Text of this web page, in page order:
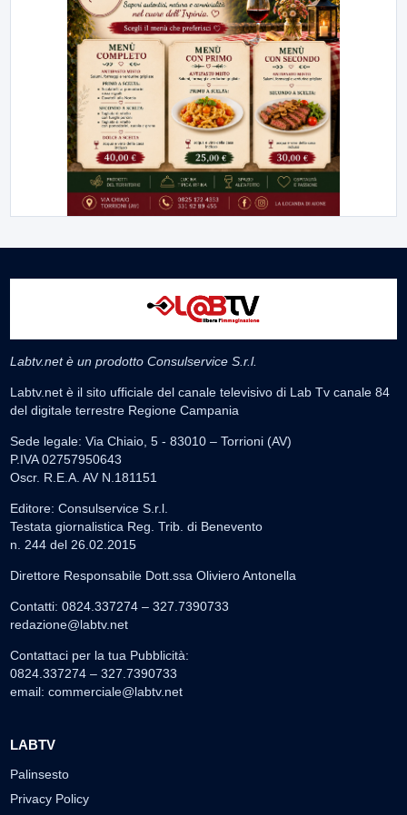
Labtv.net è un prodotto Consulservice S.r.l.
Labtv.net è il sito ufficiale del canale televisivo di Lab Tv canale 84
del digitale terrestre Regione Campania
Sede legale: Via Chiaio, 5 - 83010 – Torrioni (AV)
P.IVA 02757950643
Oscr. R.E.A. AV N.181151
Editore: Consulservice S.r.l.
Testata giornalistica Reg. Trib. di Benevento
n. 244 del 26.02.2015
Direttore Responsabile Dott.ssa Oliviero Antonella
Contatti: 0824.337274 – 327.7390733
redazione@labtv.net
Contattaci per la tua Pubblicità:
0824.337274 – 327.7390733
email: commerciale@labtv.net
LABTV
Palinsesto
Privacy Policy